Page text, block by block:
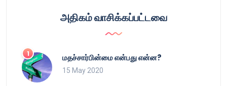
அதிகம் வாசிக்கப்பட்டவை
மதச்சார்பின்மை என்பது என்ன?
15 May 2020